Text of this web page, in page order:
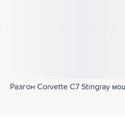
Разгон Corvette C7 Stingray